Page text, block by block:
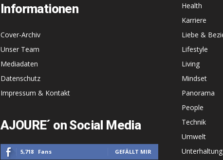
Informationen
Cover-Archiv
Unser Team
Mediadaten
Datenschutz
Impressum & Kontakt
AJOURE´ on Social Media
5,718 Fans GEFÄLLT MIR
Health
Karriere
Liebe &
Lifestyle
Living
Mindset
Panorama
People
Technik
Umwelt
Unterhaltung